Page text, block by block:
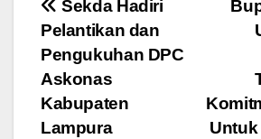
b
o
o
k
A
p
g
Navigasi
pos
Sekda Hadiri
Pelantikan dan
Pengukuhan DPC
Askonas
Kabupaten
Lampura